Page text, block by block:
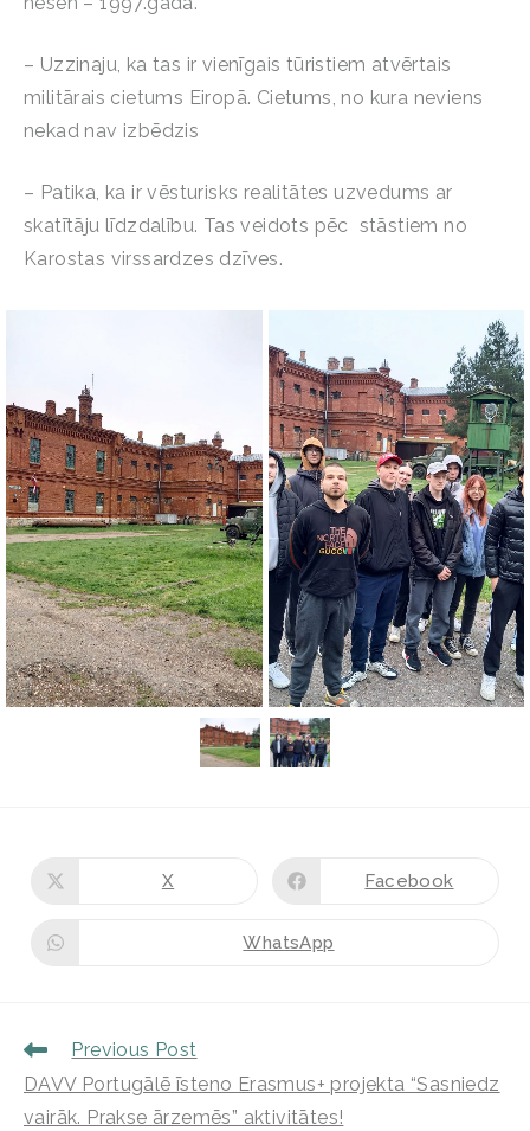
– Uzzinaju, ka tas ir vienīgais tūristiem atvērtais
militārais cietums Eiropā. Cietums, no kura neviens
nekad nav izbēdzis
– Patika, ka ir vēsturisks realitātes uzvedums ar
skatītāju līdzdalību. Tas veidots pēc stāstiem no
Karostas virssardzes dzīves.
X Facebook
WhatsApp
Previous Post
DAVV Portugālē īsteno Erasmus+ projekta “Sasniedz
vairāk. Prakse ārzemēs” aktivitātes!